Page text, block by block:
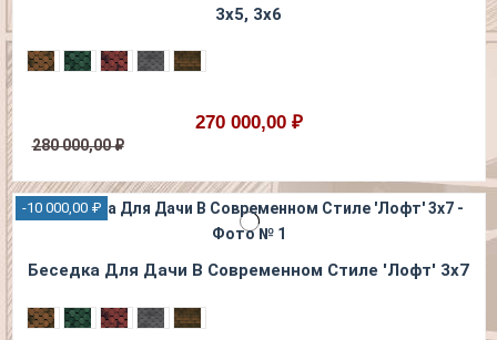
3х5, 3х6
270 000,00 ₽
280 000,00 ₽
-10 000,00 ₽
Беседка Для Дачи В Современном Стиле 'Лофт' 3х7